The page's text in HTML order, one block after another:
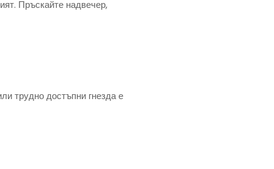
Пръскайте надвечер,
трудно достъпни гнезда е